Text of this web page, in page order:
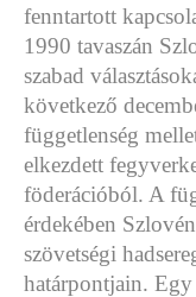
fenntartott
1990 tavaszán
szabad
következő
függetlenség
elkezdett
föderációból. A
érdekében
szövetségi
határpontjain.